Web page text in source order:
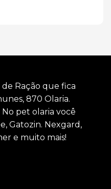
Ração que fica
870 Olaria.
pet olaria você
Gatozin. Nexgard,
e muito mais!